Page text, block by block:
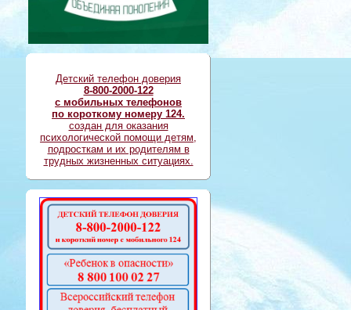
Детский телефон доверия
8-800-2000-122
с мобильных телефонов
по короткому номеру 124.
создан для оказания
психологической помощи детям,
подросткам и их родителям в
трудных жизненных ситуациях.